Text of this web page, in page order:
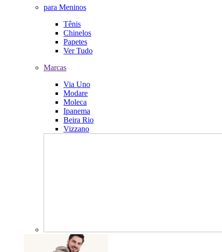
para Meninos
Tênis
Chinelos
Papetes
Ver Tudo
Marcas
Via Uno
Modare
Moleca
Ipanema
Beira Rio
Vizzano